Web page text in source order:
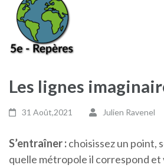
Les lignes
31 Août,2021 Julien Ravenel
S’entraîner :choisissez un point,
quelle métropole il correspond